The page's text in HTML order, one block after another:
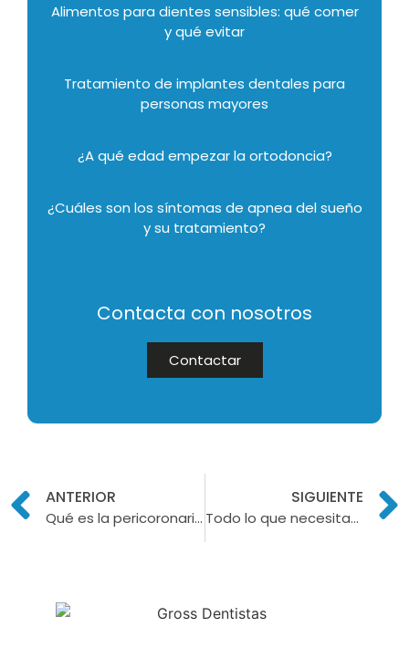
Alimentos para dientes sensibles: qué comer
y qué evitar
Tratamiento de implantes dentales para
personas mayores
¿A qué edad empezar la ortodoncia?
¿Cuáles son los síntomas de apnea del sueño
y su tratamiento?
Contacta con nosotros
Contactar
ANTERIOR
Qué es la pericoronaritis: síntomas y tratamientos para decirle adiós
SIGUIENTE
Todo lo que necesitas saber sobre el precio de una limpieza dental